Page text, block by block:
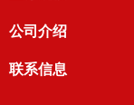
公司介绍
联系信息